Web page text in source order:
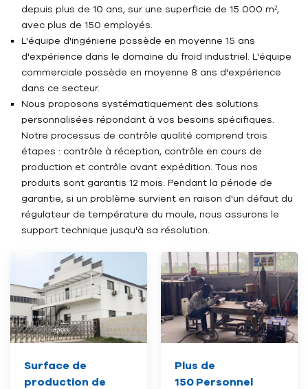
depuis plus de 10 ans, sur une superficie de 15 000 m²,
avec plus de 150 employés.
L'équipe d'ingénierie possède en moyenne 15 ans
d'expérience dans le domaine du froid industriel. L'équipe
commerciale possède en moyenne 8 ans d'expérience
dans ce secteur.
Nous proposons systématiquement des solutions
personnalisées répondant à vos besoins spécifiques.
Notre processus de contrôle qualité comprend trois
étapes : contrôle à réception, contrôle en cours de
production et contrôle avant expédition. Tous nos
produits sont garantis 12 mois. Pendant la période de
garantie, si un problème survient en raison d'un défaut du
régulateur de température du moule, nous assurons le
support technique jusqu'à sa résolution.
Surface de
production de
Plus de
150 Personnel